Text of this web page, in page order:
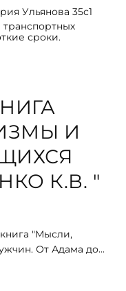
Ульянова 35с1
сроки.
И
К.В. "
"Мысли,
От Адама до